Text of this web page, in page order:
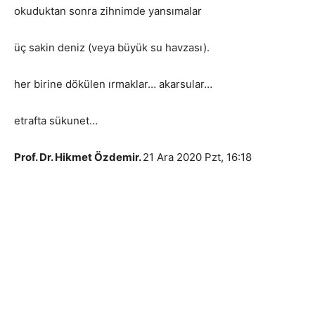
okuduktan sonra zihnimde yansımalar
üç sakin deniz (veya büyük su havzası).
her birine dökülen ırmaklar… akarsular…
etrafta sükunet…
Prof. Dr. Hikmet Özdemir.21 Ara 2020 Pzt, 16:18